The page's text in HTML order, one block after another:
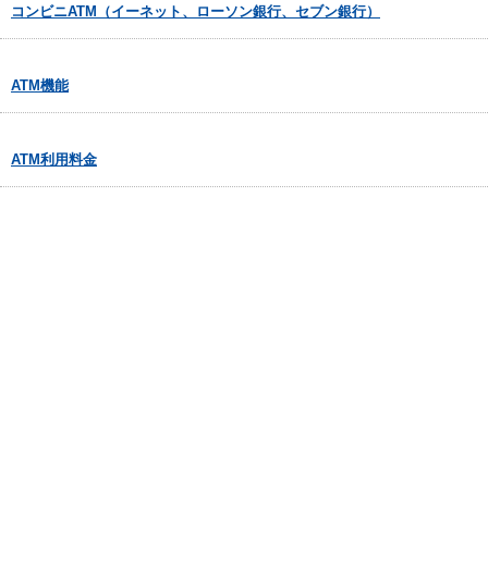
コンビニATM（イーネット、ローソン銀行、セブン銀行）
ATM機能
ATM利用料金